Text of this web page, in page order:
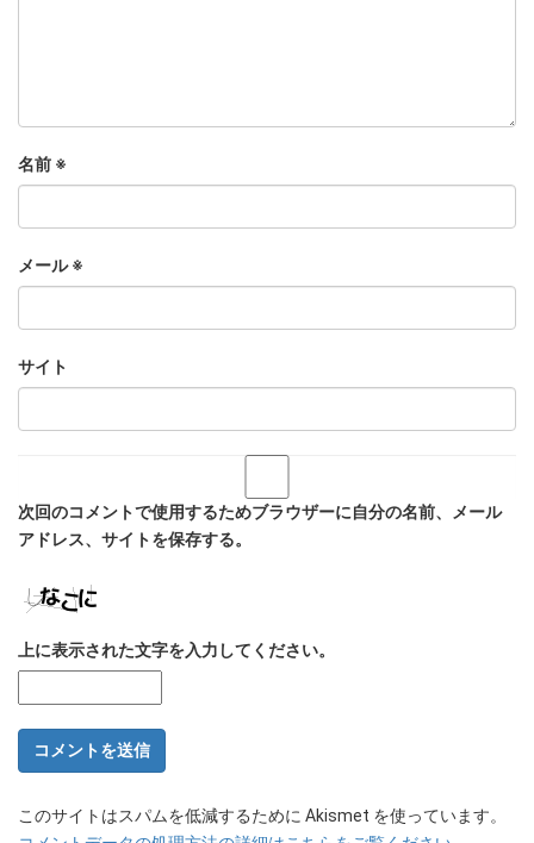
名前 ※
メール※
サイト
次回のコメントで使用するためブラウザーに自分の名前、メール
アドレス、サイトを保存する。
上に表示された文字を入力してください。
このサイトはスパムを低減するために Akismet を使っています。